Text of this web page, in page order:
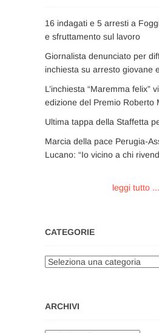
16 indagati e 5 arresti a
e sfruttamento sul lavoro
Giornalista denunciato per
inchiesta su arresto giovane
L’inchiesta “Maremma felix”
edizione del Premio Roberto
Ultima tappa della Staffetta
Marcia della pace Perugia-
Lucano: “Io vicino a chi
leggi tutto ...
CATEGORIE
Categorie
ARCHIVI